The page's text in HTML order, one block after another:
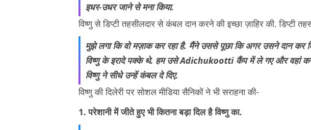
इधर-उधर जाने से मना किया.
विष्णु से डिप्टी तहसीलदार से कंबल दान करने की इच्छा ज़ाहिर की. डिप्टी
मुझे लगा कि वो मज़ाक कर रहा है. मैंने उससे पूछा कि अगर उसने दान कर
विष्णु के इरादे पक्के थे. हम उसे Adichukootti कैंप में ले गए और वहां
विष्णु ने सीधे उन्हें कंबल दे दिए.
विष्णु की दिलेरी पर सोशल मीडिया सैनिकों ने भी सराहना की-
1. परेशानी में जीते हुए भी कितना बड़ा दिल है विष्णु का.